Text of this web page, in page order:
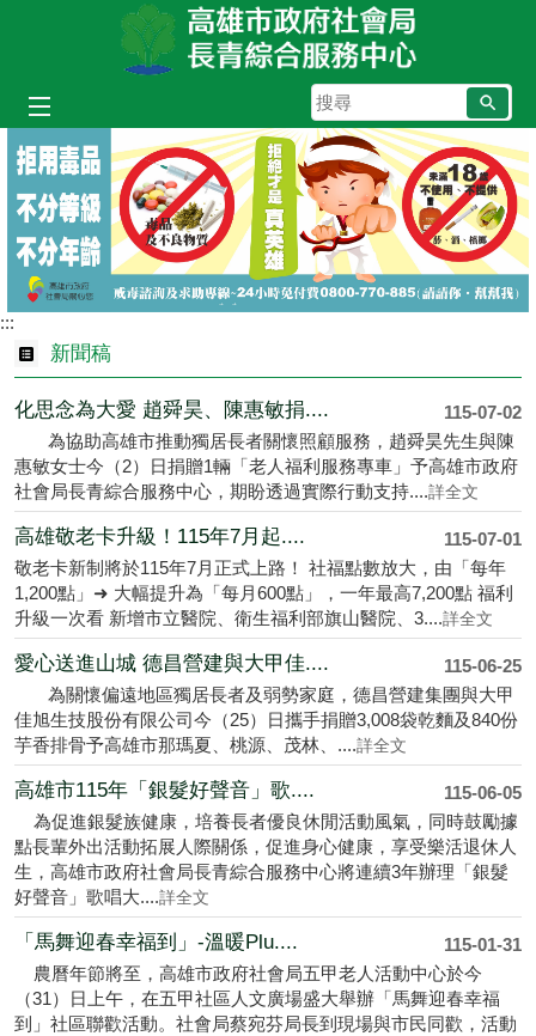
跳到主要內容區塊
搜
尋
:::
新聞稿
115-07-02
化思念為大愛 趙舜昊、陳惠敏捐....
為協助高雄市推動獨居長者關懷照顧服務，趙舜昊先生與陳
惠敏女士今（2）日捐贈1輛「老人福利服務專車」予高雄市政府
社會局長青綜合服務中心，期盼透過實際行動支持....詳全文
115-07-01
高雄敬老卡升級！115年7月起....
敬老卡新制將於115年7月正式上路！ 社福點數放大，由「每年
1,200點」➜ 大幅提升為「每月600點」，一年最高7,200點 福利
升級一次看 新增市立醫院、衛生福利部旗山醫院、3....詳全文
115-06-25
愛心送進山城 德昌營建與大甲佳....
為關懷偏遠地區獨居長者及弱勢家庭，德昌營建集團與大甲
佳旭生技股份有限公司今（25）日攜手捐贈3,008袋乾麵及840份
芋香排骨予高雄市那瑪夏、桃源、茂林、....詳全文
115-06-05
高雄市115年「銀髮好聲音」歌....
為促進銀髮族健康，培養長者優良休閒活動風氣，同時鼓勵據
點長輩外出活動拓展人際關係，促進身心健康，享受樂活退休人
生，高雄市政府社會局長青綜合服務中心將連續3年辦理「銀髮
好聲音」歌唱大....詳全文
115-01-31
「馬舞迎春幸福到」-溫暖Plu....
農曆年節將至，高雄市政府社會局五甲老人活動中心於今
（31）日上午，在五甲社區人文廣場盛大舉辦「馬舞迎春幸福
到」社區聯歡活動。社會局蔡宛芬局長到現場與市民同歡，活動